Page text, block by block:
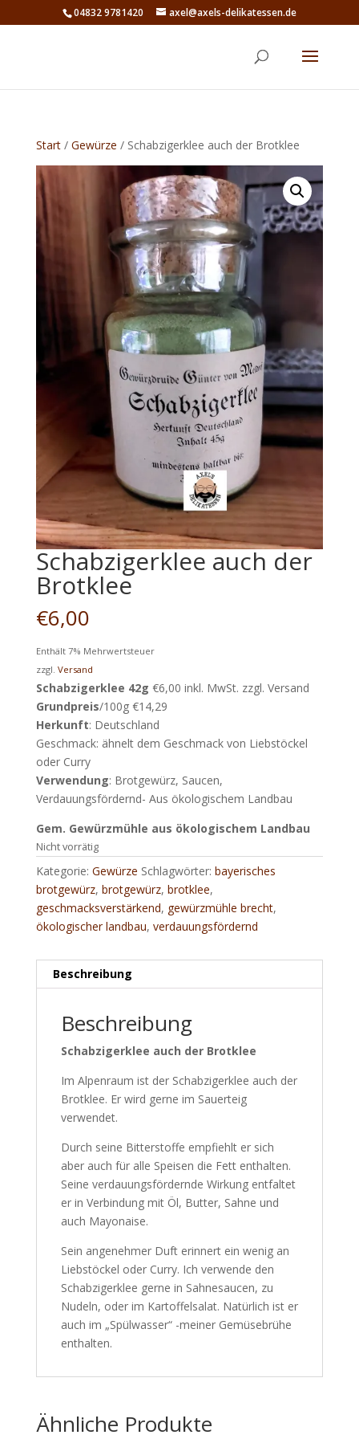
04832 9781420 axel@axels-delikatessen.de
Start/ Gewürze / Schabzigerklee auch der Brotklee
Schabzigerklee auch der
Brotklee
€6,00
Enthält 7% Mehrwertsteuer
zzgl. Versand
Schabzigerklee 42g €6,00 inkl. MwSt. zzgl. Versand
Grundpreis/100g €14,29
Herkunft: Deutschland
Geschmack: ähnelt dem Geschmack von Liebstöckel
oder Curry
Verwendung: Brotgewürz, Saucen,
Verdauungsfördernd- Aus ökologischem Landbau
Gem. Gewürzmühle aus ökologischem Landbau
Nicht vorrätig
Kategorie: Gewürze Schlagwörter: bayerisches
brotgewürz, brotgewürz, brotklee,
geschmacksverstärkend, gewürzmühle brecht,
ökologischer landbau, verdauungsfördernd
Beschreibung
Beschreibung
Schabzigerklee auch der Brotklee
Im Alpenraum ist der Schabzigerklee auch der
Brotklee. Er wird gerne im Sauerteig
verwendet.
Durch seine Bitterstoffe empfiehlt er sich
aber auch für alle Speisen die Fett enthalten.
Seine verdauungsfördernde Wirkung entfaltet
er in Verbindung mit Öl, Butter, Sahne und
auch Mayonaise.
Sein angenehmer Duft erinnert ein wenig an
Liebstöckel oder Curry. Ich verwende den
Schabzigerklee gerne in Sahnesaucen, zu
Nudeln, oder im Kartoffelsalat. Natürlich ist er
auch im „Spülwasser“ -meiner Gemüsebrühe
enthalten.
Ähnliche Produkte